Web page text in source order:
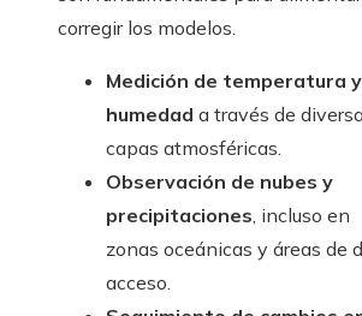
corregir los modelos.
Medición de temperatura y
humedad a través de
capas atmosféricas.
Observación de nubes y
precipitaciones, incluso en
zonas oceánicas y áreas de
acceso.